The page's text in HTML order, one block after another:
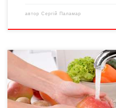
автор Сергій Паламар
Більшість з нас впевнена, що
продукти перед приготуванням
з’ясовано, що навіть з